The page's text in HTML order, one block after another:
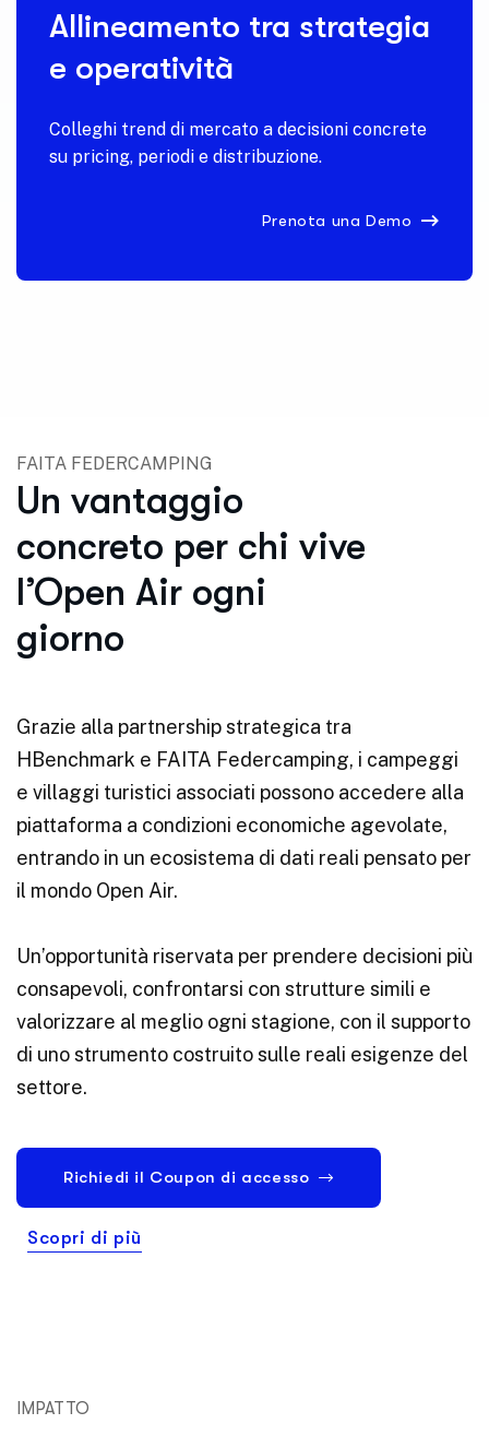
Allineamento tra strategia
e operatività
Colleghi trend di mercato a decisioni concrete
su pricing, periodi e distribuzione.
Prenota una Demo
FAITA FEDERCAMPING
Un vantaggio
concreto per chi vive
l’Open Air ogni
giorno
Grazie alla partnership strategica tra
HBenchmark e FAITA Federcamping, i campeggi
e villaggi turistici associati possono accedere alla
piattaforma a condizioni economiche agevolate,
entrando in un ecosistema di dati reali pensato per
il mondo Open Air.
Un’opportunità riservata per prendere decisioni più
consapevoli, confrontarsi con strutture simili e
valorizzare al meglio ogni stagione, con il supporto
di uno strumento costruito sulle reali esigenze del
settore.
Richiedi il Coupon di accesso
Scopri di più
IMPATTO